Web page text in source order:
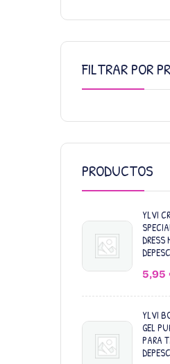
FILTRAR POR
PRODUCTOS
YLVI
DRESS
5,95
YLVI
GEL
PARA